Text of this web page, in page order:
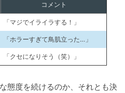
コメント
「マジでイライラする！」
「ホラーすぎて鳥肌立った…」
「クセになりそう（笑）」
態度を続けるのか、それとも決